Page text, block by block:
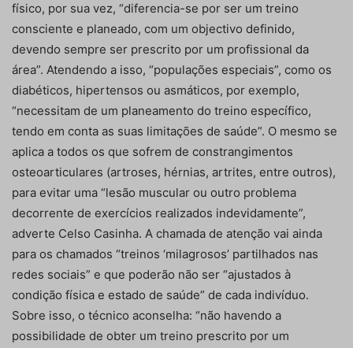
físico, por sua vez, “diferencia-se por ser um treino
consciente e planeado, com um objectivo definido,
devendo sempre ser prescrito por um profissional da
área”. Atendendo a isso, “populações especiais”, como os
diabéticos, hipertensos ou asmáticos, por exemplo,
“necessitam de um planeamento do treino específico,
tendo em conta as suas limitações de saúde”. O mesmo se
aplica a todos os que sofrem de constrangimentos
osteoarticulares (artroses, hérnias, artrites, entre outros),
para evitar uma “lesão muscular ou outro problema
decorrente de exercícios realizados indevidamente”,
adverte Celso Casinha. A chamada de atenção vai ainda
para os chamados “treinos ‘milagrosos’ partilhados nas
redes sociais” e que poderão não ser “ajustados à
condição física e estado de saúde” de cada indivíduo.
Sobre isso, o técnico aconselha: “não havendo a
possibilidade de obter um treino prescrito por um